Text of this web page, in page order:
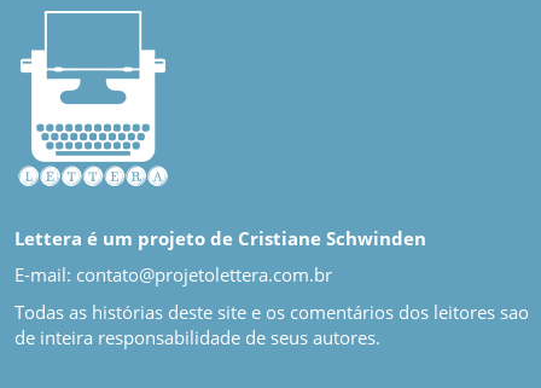
Lettera é um projeto de Cristiane Schwinden
E-mail: contato@projetolettera.com.br
Todas as histórias deste site e os comentários dos leitores sao
de inteira responsabilidade de seus autores.